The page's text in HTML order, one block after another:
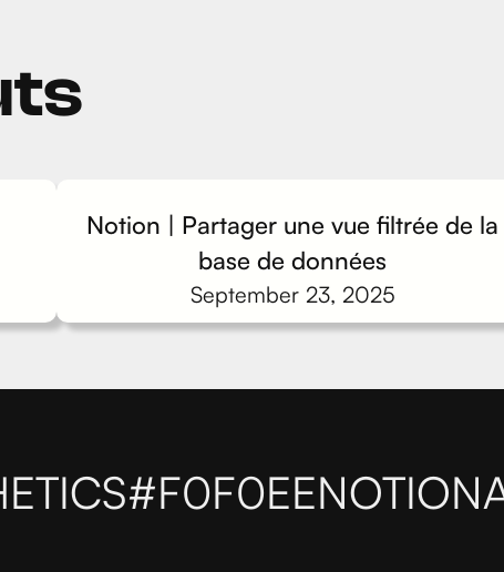
Notion | Partager une vue filtrée de la
base de données
September 23, 2025
#F0F0EE